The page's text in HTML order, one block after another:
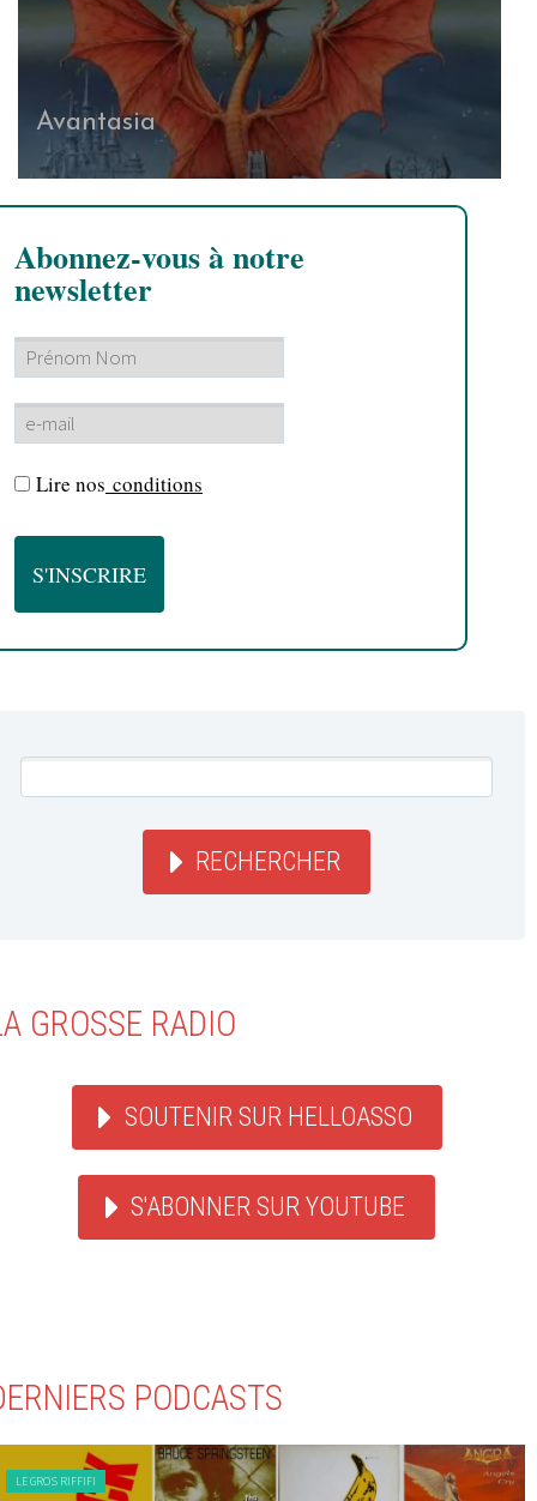
Avantasia
Abonnez-vous à notre
newsletter
Lire nos conditions
RECHERCHER
GROSSE RADIO
SOUTENIR SUR HELLOASSO
S'ABONNER SUR YOUTUBE
PODCASTS
LE GROS RIFFIFI